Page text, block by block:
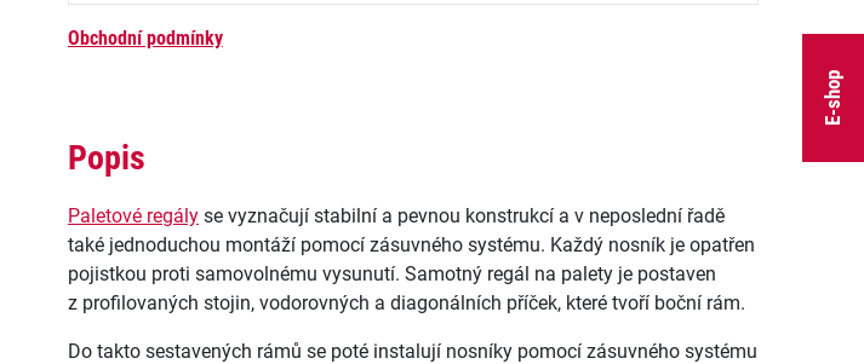
E-shop
Obchodní podmínky
Popis
Paletové regály se vyznačují stabilní a pevnou konstrukcí a v neposlední řadě
také jednoduchou montáží pomocí zásuvného systému. Každý nosník je opatřen
pojistkou proti samovolnému vysunutí. Samotný regál na palety je postaven
z profilovaných stojin, vodorovných a diagonálních příček, které tvoří boční rám.
Do takto sestavených rámů se poté instalují nosníky pomocí zásuvného systému